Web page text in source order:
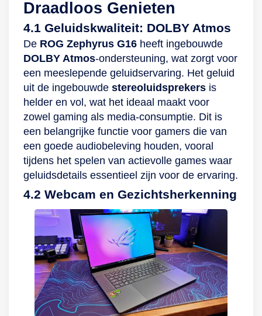
Draadloos Genieten
4.1 Geluidskwaliteit: DOLBY Atmos
De ROG Zephyrus G16 heeft ingebouwde
DOLBY Atmos-ondersteuning, wat zorgt voor
een meeslepende geluidservaring. Het geluid
uit de ingebouwde stereoluidsprekers is
helder en vol, wat het ideaal maakt voor
zowel gaming als media-consumptie. Dit is
een belangrijke functie voor gamers die van
een goede audiobeleving houden, vooral
tijdens het spelen van actievolle games waar
geluidsdetails essentieel zijn voor de ervaring.
4.2 Webcam en Gezichtsherkenning